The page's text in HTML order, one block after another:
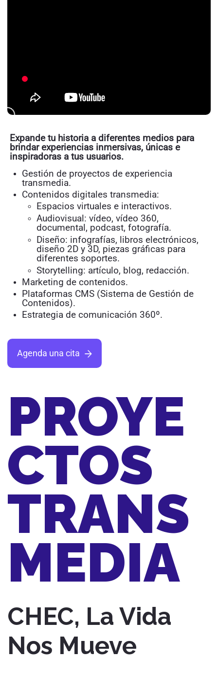
Expande tu historia a diferentes medios para
brindar experiencias inmersivas, únicas e
inspiradoras a tus usuarios.
Gestión de proyectos de experiencia
transmedia.
Contenidos digitales transmedia:
Espacios virtuales e interactivos.
Audiovisual: vídeo, vídeo 360,
documental, podcast, fotografía.
Diseño: infografías, libros electrónicos,
diseño 2D y 3D, piezas gráficas para
diferentes soportes.
Storytelling: artículo, blog, redacción.
Marketing de contenidos.
Plataformas CMS (Sistema de Gestión de
Contenidos).
Estrategia de comunicación 360º.
Agenda una cita
PROYE
CTOS
TRANS
MEDIA
CHEC, La Vida
Nos Mueve